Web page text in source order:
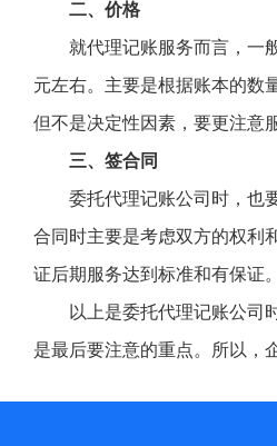
二、价格
就代理记账服务而言，一
元左右。主要是根据账本的数
但不是决定性因素，要更注意
三、签合同
委托代理记账公司时，也
合同时主要是考虑双方的权利
证后期服务达到标准和有保证。
以上是委托代理记账公司
是最后要注意的重点。所以，